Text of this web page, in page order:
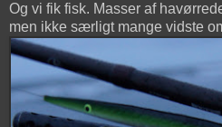
Og vi fik fisk. Masser af
men ikke særligt mange vidste